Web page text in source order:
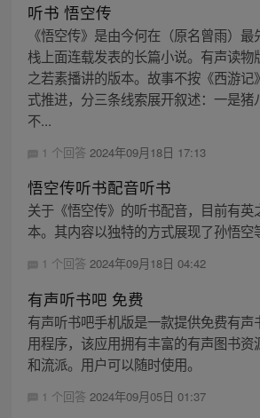
听书 悟空传
《悟空传》是由今何在（原名曾雨）
栈上面连载发表的长篇小说。有声读物
之若素播讲的版本。故事不按《西游记
式推进，分三条线索展开叙述：一是猪
不...
1 个回答 2024年09月18日 17:13
悟空传听书配音听书
关于《悟空传》的听书配音，目前有英
本。其内容以独特的方式展现了孙悟空
1 个回答 2024年09月18日 04:42
有声听书吧 免费
有声听书吧手机版是一款提供免费有声
用程序，该应用拥有丰富的有声图书资
和流派。用户可以随时使用。
1 个回答 2024年09月05日 01:37